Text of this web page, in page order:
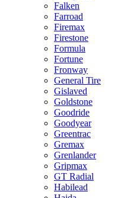
Falken
Farroad
Firemax
Firestone
Formula
Fortune
Fronway
General Tire
Gislaved
Goldstone
Goodride
Goodyear
Greentrac
Gremax
Grenlander
Gripmax
GT Radial
Habilead